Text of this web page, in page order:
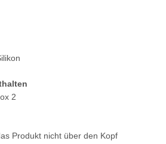
2
Produkt nicht über den Kopf